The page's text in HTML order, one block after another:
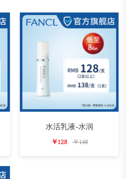
水活乳液-水润
￥128 ￥148